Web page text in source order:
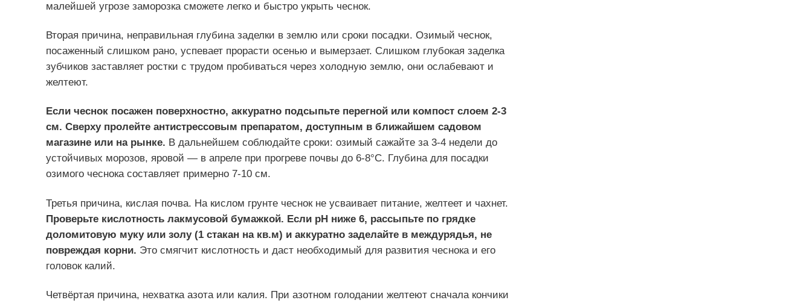
малейшей угрозе заморозка сможете легко и быстро укрыть чеснок.
Вторая причина, неправильная глубина заделки в землю или сроки посадки. Озимый чеснок,
посаженный слишком рано, успевает прорасти осенью и вымерзает. Слишком глубокая заделка
зубчиков заставляет ростки с трудом пробиваться через холодную землю, они ослабевают и
желтеют.
Если чеснок посажен поверхностно, аккуратно подсыпьте перегной или компост слоем 2-3
см. Сверху пролейте антистрессовым препаратом, доступным в ближайшем садовом
магазине или на рынке. В дальнейшем соблюдайте сроки: озимый сажайте за 3-4 недели до
устойчивых морозов, яровой — в апреле при прогреве почвы до 6-8°C. Глубина для посадки
озимого чеснока составляет примерно 7-10 см.
Третья причина, кислая почва. На кислом грунте чеснок не усваивает питание, желтеет и чахнет.
Проверьте кислотность лакмусовой бумажкой. Если pH ниже 6, рассыпьте по грядке
доломитовую муку или золу (1 стакан на кв.м) и аккуратно заделайте в междурядья, не
повреждая корни. Это смягчит кислотность и даст необходимый для развития чеснока и его
головок калий.
Четвёртая причина, нехватка азота или калия. При азотном голодании желтеют сначала кончики